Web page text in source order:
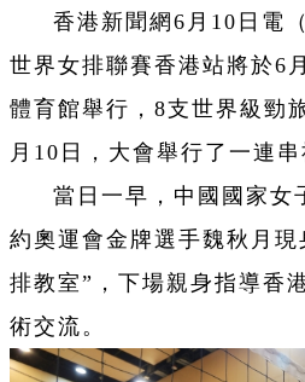
香港新聞網6月10日電
世界女排聯賽香港站將於6
體育館舉行，8支世界級勁
月10日，大會舉行了一連串
當日一早，中國國家女
約奧運會金牌選手魏秋月
排教室”，下場親身指導香
術交流。